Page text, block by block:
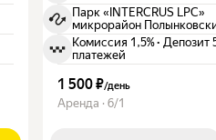
Парк «INTERCRUS LPC»
микрорайон
Комиссия 1,5%· Депозит
платежей
1 500 ₽/день
Аренда · 6/1